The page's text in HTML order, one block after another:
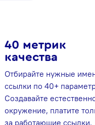
40 метрик
качества
Отбирайте нужные
ссылки по 40+
Создавайте
окружение, платите
за работающие ссылки.